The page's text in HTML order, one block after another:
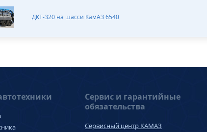
ДКТ-320 на шасси КамАЗ 6540
Сервис и гарантийные
обязательства
Сервисный центр КАМАЗ